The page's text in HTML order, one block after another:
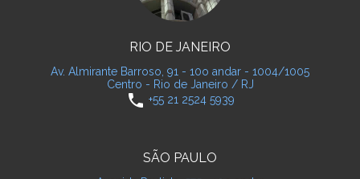
RIO DE JANEIRO
Av. Almirante Barroso, 91 - 10o andar - 1004/1005
Centro - Rio de Janeiro / RJ
phone +55 21 2524 5939
SÃO PAULO